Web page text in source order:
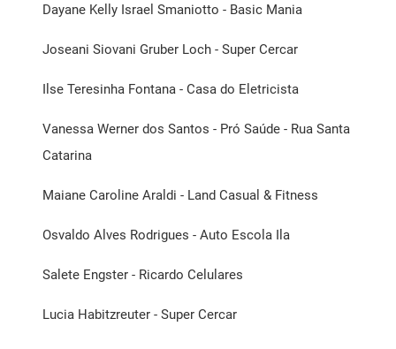
Dayane Kelly Israel Smaniotto - Basic Mania
Joseani Siovani Gruber Loch - Super Cercar
Ilse Teresinha Fontana - Casa do Eletricista
Vanessa Werner dos Santos - Pró Saúde - Rua Santa
Catarina
Maiane Caroline Araldi - Land Casual & Fitness
Osvaldo Alves Rodrigues - Auto Escola Ila
Salete Engster - Ricardo Celulares
Lucia Habitzreuter - Super Cercar